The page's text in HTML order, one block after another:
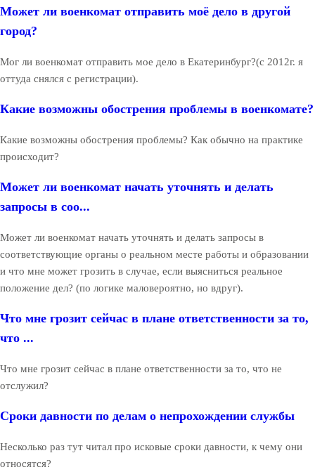
Может ли военкомат отправить моё дело в другой
город?
Мог ли военкомат отправить мое дело в Екатеринбург?(с 2012г. я
оттуда снялся с регистрации).
Какие возможны обострения проблемы в военкомате?
Какие возможны обострения проблемы? Как обычно на практике
происходит?
Может ли военкомат начать уточнять и делать
запросы в соо...
Может ли военкомат начать уточнять и делать запросы в
соответствующие органы о реальном месте работы и образовании
и что мне может грозить в случае, если выясниться реальное
положение дел? (по логике маловероятно, но вдруг).
Что мне грозит сейчас в плане ответственности за то,
что ...
Что мне грозит сейчас в плане ответственности за то, что не
отслужил?
Сроки давности по делам о непрохождении службы
Несколько раз тут читал про исковые сроки давности, к чему они
относятся?